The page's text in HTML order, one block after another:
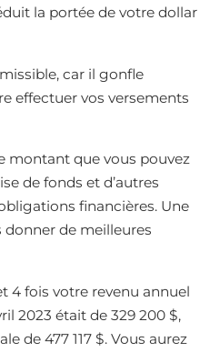
la portée de votre dollar
car il gonfle
effectuer vos versements
montant que vous pouvez
de fonds et d’autres
financières. Une
de meilleures
4 fois votre revenu annuel
2023 était de 329 200 $,
de 477 117 $. Vous aurez